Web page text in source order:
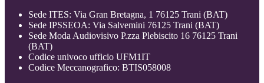
Sede ITES: Via Gran Bretagna, 1 76125 Trani (BAT)
Sede IPSSEOA: Via Salvemini 76125 Trani (BAT)
Sede Moda Audiovisivo P.zza Plebiscito 16 76125 Trani
(BAT)
Codice univoco ufficio UFM1IT
Codice Meccanografico: BTIS058008